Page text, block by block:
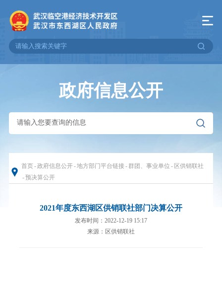
政府信息公开
首页-政府信息公开-地方部门平台链接- 群团、事业单位 - 区供销联社
-预决算公开
2021年度东西湖区供销联社部门决算公开
发布时间：2022-12-19 15:17
来源：区供销联社